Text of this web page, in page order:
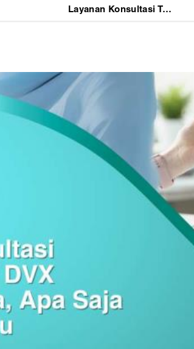
Layanan Konsultasi Tentang IMS di DVX Medical Jakarta, Apa Saja yang Bisa Kamu Tanyakan?